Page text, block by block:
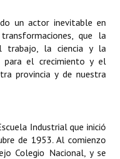
un actor inevitable en
que la
trabajo, la ciencia y la
para el crecimiento y el
provincia y de nuestra
Industrial que inició
de 1953. Al comienzo
Colegio Nacional, y se